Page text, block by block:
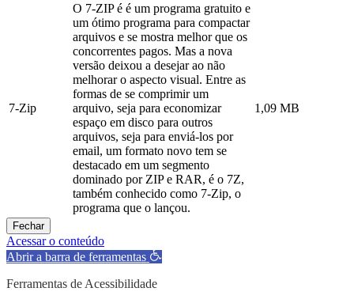
7-Zip
O 7-ZIP é é um programa gratuito e
um ótimo programa para compactar
arquivos e se mostra melhor que os
concorrentes pagos. Mas a nova
versão deixou a desejar ao não
melhorar o aspecto visual. Entre as
formas de se comprimir um
arquivo, seja para economizar
espaço em disco para outros
arquivos, seja para enviá-los por
email, um formato novo tem se
destacado em um segmento
dominado por ZIP e RAR, é o 7Z,
também conhecido como 7-Zip, o
programa que o lançou.
1,09 MB
Fechar
Acessar o conteúdo
Abrir a barra de ferramentas
Ferramentas de Acessibilidade